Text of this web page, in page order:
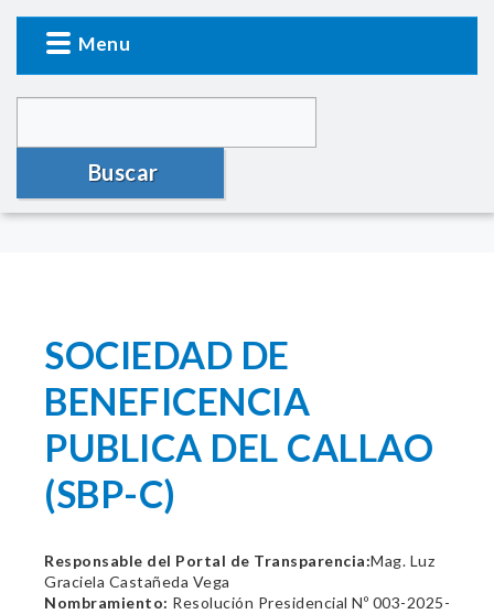
Menu
Buscar
SOCIEDAD DE
BENEFICENCIA
PUBLICA DEL CALLAO
(SBP-C)
Responsable del Portal de Transparencia:Mag. Luz
Graciela Castañeda Vega
Nombramiento: Resolución Presidencial Nº 003-2025-